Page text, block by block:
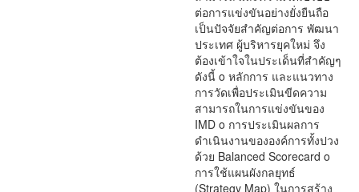
ต่อการแข่งขันอย่างยั่งยืนถือ
เป็นปัจจัยสำคัญต่อการ พัฒนา
ประเทศ ผู้บริหารยุคใหม่ จึง
ต้องเข้าใจในประเด็นที่สำคัญๆ
ดังนี้ o หลักการ และแนวทาง
การวัดเพื่อประเมินขีดความ
สามารถในการแข่งขันของ
IMD o การประเมินผลการ
ดำเนินงานขององค์การทั้งปวง
ด้วย Balanced Scorecard o
การใช้แผนผังกลยุทธ์
(Strategy Map) ในการสร้าง